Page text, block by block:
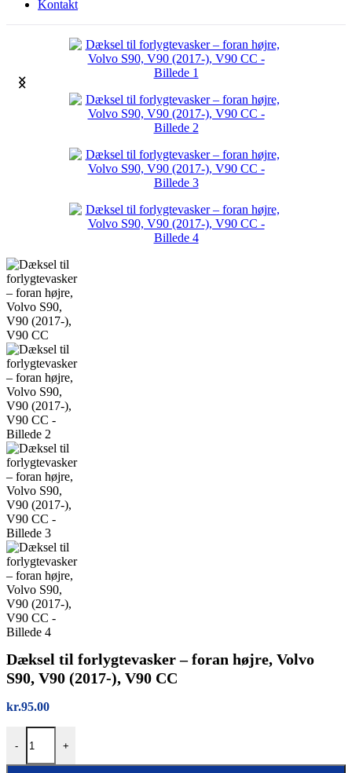
Kontakt
Dæksel til forlygtevasker – foran højre, Volvo
S90, V90 (2017-), V90 CC
kr.95.00
-
Dæksel til forlygtevasker – foran højre, Volvo S90, V90 (2017-),
+